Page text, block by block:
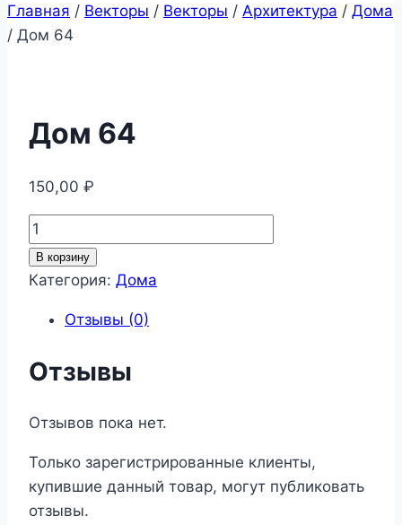
Главная / Векторы / Векторы / Архитектура / Дома
/ Дом 64
Дом 64
150,00 ₽
Количество
товара
Дом
В корзину
Категория: Дома
Отзывы (0)
Отзывы
Отзывов пока нет.
Только зарегистрированные клиенты,
купившие данный товар, могут публиковать
отзывы.